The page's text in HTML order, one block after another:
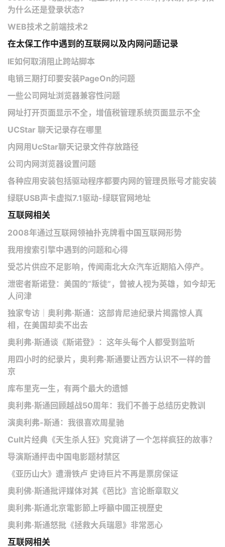
为什么还是登录状态?
WEB技术之前端技术2
在太保工作中遇到的互联网以及内网问题记录
IE如何取消阻止跨站脚本
电销三期打印要安装PageOn的问题
一些公司网址浏览器兼容性问题
网址打开页面显示不全，增值税管理系统页面显示不全
​UCStar 聊天记录存在哪里
内网用UcStar聊天记录文件存放路径
公司内网浏览器设置问题
各种应用安装包括驱动程序都要内网的管理员账号才能安装
绿联USB声卡虚拟7.1驱动-绿联官网地址
互联网相关
2008年通过互联网领袖扑克牌看中国互联网形势
我用搜索引擎中遇到的问题和心得
受芯片供应不足影响，传闻南北大众汽车近期陷入停产。
泄密者斯诺登：美国的“叛徒”，曾被人视为英雄，如今却无
人问津
独家专访｜奥利弗·斯通：这部肯尼迪纪录片揭露惊人真
相，在美国却卖不出去
奥利弗·斯通谈《斯诺登》：这年头每个人都受到监听
用四小时的纪录片，奥利弗·斯通要让西方认识不一样的普
京
库布里克一生，有两个最大的遗憾
奥利弗·斯通回顾越战50周年：我们不善于总结历史教训
演奥利弗-斯通：我很喜欢周星驰
Cult片经典《天生杀人狂》究竟讲了一个怎样疯狂的故事？
导演斯通抨击中国电影题材禁区
《亚历山大》遭滑铁卢 史诗巨片不再是票房保证
奥利佛·斯通批评媒体对其《芭比》言论断章取义
奧利弗·斯通北京電影節上呼籲中國正視歷史
奥利弗·斯通怒批《拯救大兵瑞恩》非常恶心
互联网相关